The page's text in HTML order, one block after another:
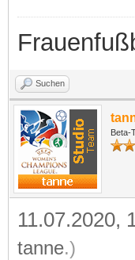
Suchen
Beta-
11.07.2020,
tanne.)